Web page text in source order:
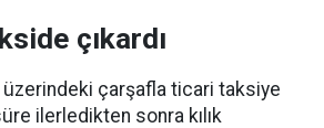
çıkardı
üzerindeki çarşafla ticari taksiye
ilerledikten sonra kılık